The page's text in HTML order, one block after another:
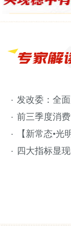
· 发改委：全
· 前三季度消
· 【新常态•
· 四大指标显